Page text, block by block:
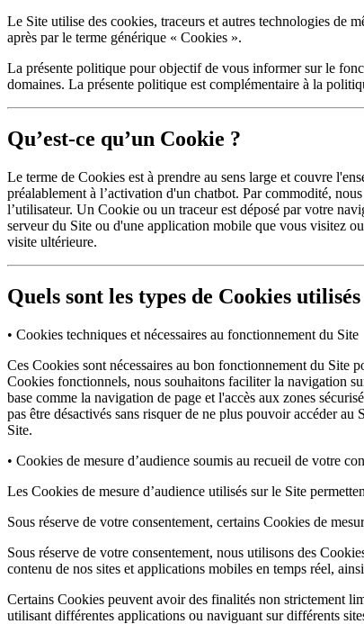
Le Site utilise des cookies, traceurs et autres technologies de
après par le terme générique « Cookies ».
La présente politique pour objectif de vous informer sur le
domaines. La présente politique est complémentaire à la
Qu’est-ce qu’un Cookie ?
Le terme de Cookies est à prendre au sens large et couvre
préalablement à l’activation d'un chatbot. Par commodité,
l’utilisateur. Un Cookie ou un traceur est déposé par votre
serveur du Site ou d'une application mobile que vous visitez
visite ultérieure.
Quels sont les types de Cookies
• Cookies techniques et nécessaires au fonctionnement du Site
Ces Cookies sont nécessaires au bon fonctionnement du Site
Cookies fonctionnels, nous souhaitons faciliter la navigation
base comme la navigation de page et l'accès aux zones
pas être désactivés sans risquer de ne plus pouvoir accéder
Site.
• Cookies de mesure d’audience soumis au recueil de votre
Les Cookies de mesure d’audience utilisés sur le Site
Sous réserve de votre consentement, certains Cookies de
Sous réserve de votre consentement, nous utilisons des
contenu de nos sites et applications mobiles en temps réel,
Certains Cookies peuvent avoir des finalités non strictement
utilisant différentes applications ou naviguant sur différents